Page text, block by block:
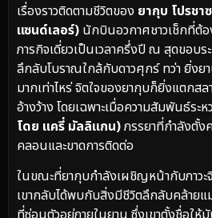
เรื่องราวติดตามชีวิตของ ยากุบ โปรช
แซนด์เลอร์) นักบินอวกาศชาวเช็กที่ต้
ภารกิจเดี่ยวเป็นเวลาครึ่งปี ณ สุดขอบ
ลึกลับโบราณใกล้กับดาวศุกร์ ทว่า ยิ่งย
มากเท่าไหร่ จิตใจของยากุบก็ยิ่งแตกส
อ้างว้าง โดยเฉพาะเมื่อความสัมพันธ์ระห
โดย แครี่ มัลลิแกน)ภรรยาที่กำลังตั้
คลอนและขาดการติดต่อ
ในขณะที่ยากุบกำลังเผชิญหน้ากับภาวะ
เขากลับได้พบกับสิ่งมีชีวิตลึกลับคล้าย